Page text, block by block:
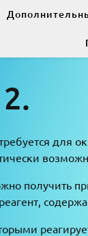
для
получить